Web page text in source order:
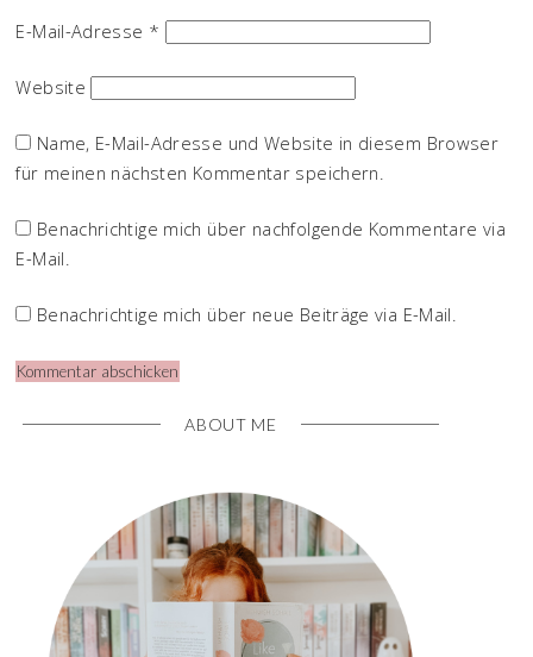
E-Mail-Adresse *
Website
Name, E-Mail-Adresse und Website in diesem Browser
für meinen nächsten Kommentar speichern.
Benachrichtige mich über nachfolgende Kommentare via
E-Mail.
Benachrichtige mich über neue Beiträge via E-Mail.
ABOUT ME